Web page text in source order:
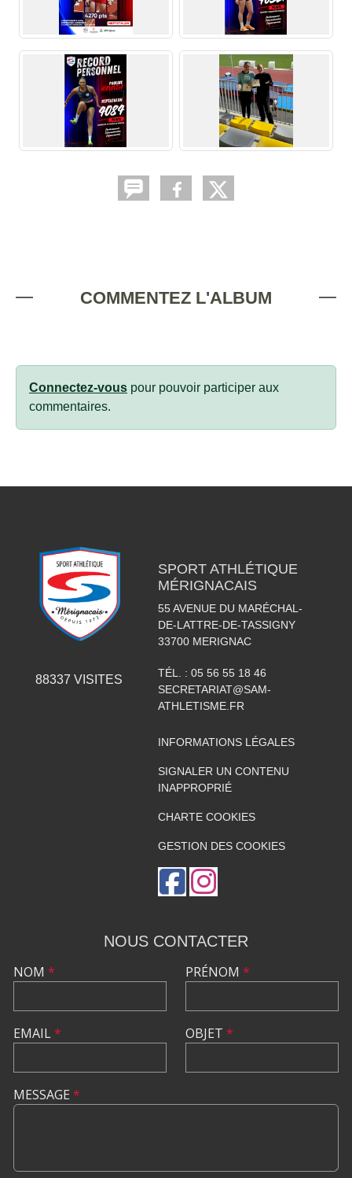
COMMENTEZ L'ALBUM
Connectez-vous pour pouvoir participer aux
commentaires.
88337 VISITES
SPORT ATHLÉTIQUE
MÉRIGNACAIS
55 AVENUE DU MARÉCHAL-
DE-LATTRE-DE-TASSIGNY
33700 MERIGNAC
TÉL. : 05 56 55 18 46
SECRETARIAT@SAM-
ATHLETISME.FR
INFORMATIONS LÉGALES
SIGNALER UN CONTENU
INAPPROPRIÉ
CHARTE COOKIES
GESTION DES COOKIES
NOUS CONTACTER
NOM *
EMAIL*
PRÉNOM *
OBJET *
MESSAGE *